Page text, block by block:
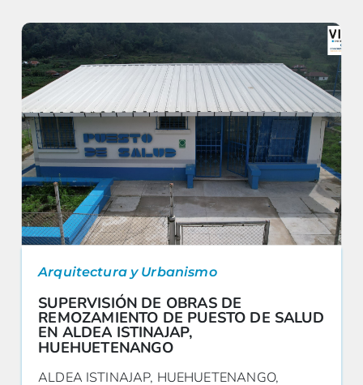
Arquitectura y Urbanismo
SUPERVISIÓN DE OBRAS DE
REMOZAMIENTO DE PUESTO DE SALUD
EN ALDEA ISTINAJAP,
HUEHUETENANGO
ALDEA ISTINAJAP, HUEHUETENANGO,